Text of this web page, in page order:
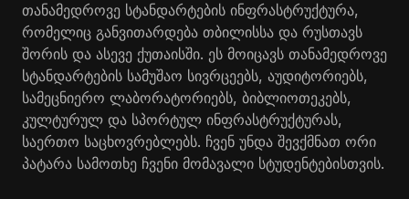
თანამედროვე სტანდარტების ინფრასტრუქტურა,
რომელიც განვითარდება თბილისსა და რუსთავს
შორის და ასევე ქუთაისში. ეს მოიცავს თანამედროვე
სტანდარტების სამუშაო სივრცეებს, აუდიტორიებს,
სამეცნიერო ლაბორატორიებს, ბიბლიოთეკებს,
კულტურულ და სპორტულ ინფრასტრუქტურას,
საერთო საცხოვრებლებს. ჩვენ უნდა შევქმნათ ორი
პატარა სამოთხე ჩვენი მომავალი სტუდენტებისთვის.